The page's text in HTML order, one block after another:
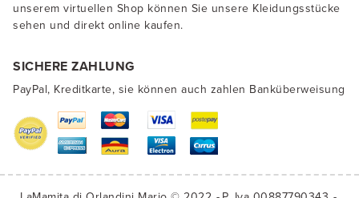
unserem virtuellen Shop können Sie unsere Kleidungsstücke
sehen und direkt online kaufen.
SICHERE ZAHLUNG
PayPal, Kreditkarte, sie können auch zahlen Banküberweisung